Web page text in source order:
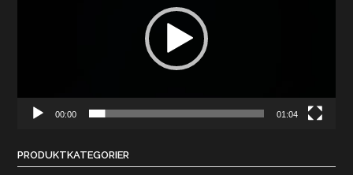
00:00 01:04
PRODUKTKATEGORIER